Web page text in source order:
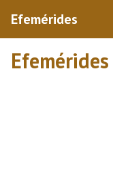
Efemérides